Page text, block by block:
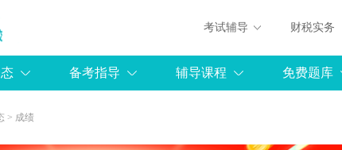
考试辅导 财税实务
备考指导 辅导课程 免费题库
> 成绩